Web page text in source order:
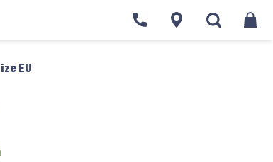
PD018 Black White ⬝ Suede Sole
EU